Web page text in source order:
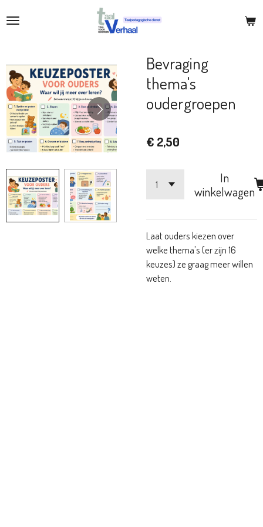
direct
hoofdinhoud
Bevraging
thema's
oudergroepen
€ 2,50
In
winkelwagen
Laat ouders kiezen over
welke thema's (er zijn 16
keuzes) ze graag meer willen
weten.